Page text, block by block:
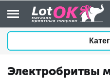
Электробритвы